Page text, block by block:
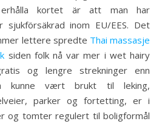
kortet är att man har
sjukförsäkrad inom EU/EES. Det
lettere spredte Thai massasje
siden folk nå var mer i wet hairy
og lengre strekninger enn
kunne vært brukt til leking,
parker og fortetting, er i
og tomter regulert til boligformål